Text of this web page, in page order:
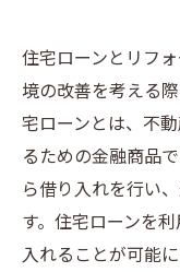
住宅ローンとリフ
境の改善を考える
宅ローンとは、不
るための金融商品
ら借り入れを行い
す。住宅ローンを
入れることが可能